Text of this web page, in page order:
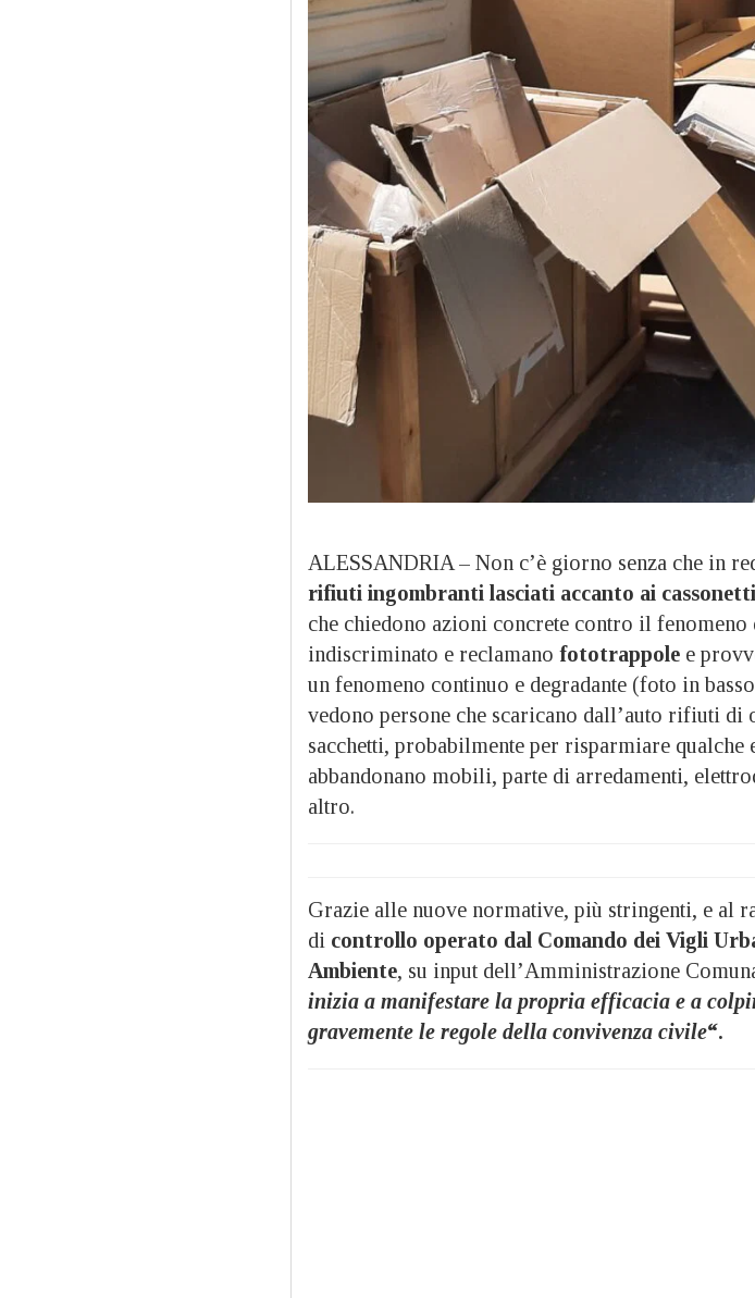
ALESSANDRIA – Non c’è giorno senza che in
rifiuti ingombranti lasciati accanto ai
che chiedono azioni concrete contro il fenomeno
indiscriminato e reclamano fototrappole e
un fenomeno continuo e degradante (foto in
vedono persone che scaricano dall’auto rifiuti di
sacchetti, probabilmente per risparmiare qualche
abbandonano mobili, parte di arredamenti,
altro.
Grazie alle nuove normative, più stringenti, e al
di controllo operato dal Comando dei Vigli
Ambiente, su input dell’Amministrazione
inizia a manifestare la propria efficacia e a
gravemente le regole della convivenza civile“.